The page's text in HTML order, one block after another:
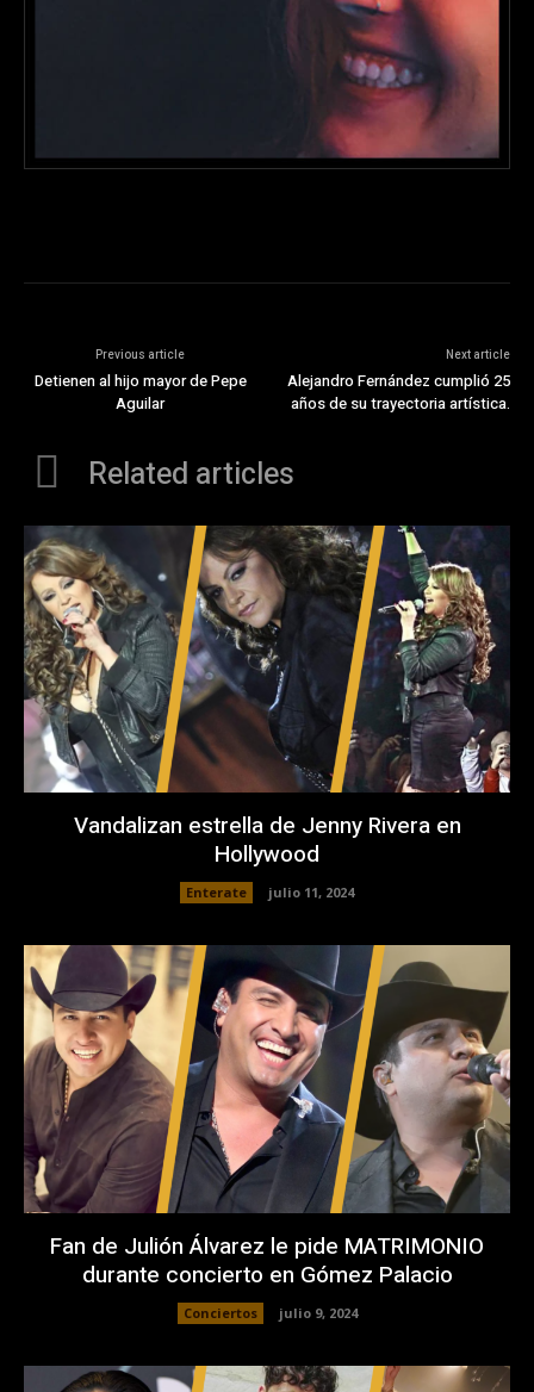
Previous article
Detienen al hijo mayor de Pepe
Aguilar
Next article
Alejandro Fernández cumplió 25
años de su trayectoria artística.
Related articles
Vandalizan estrella de Jenny Rivera en
Hollywood
Enterate julio 11, 2024
Fan de Julión Álvarez le pide MATRIMONIO
durante concierto en Gómez Palacio
Conciertos julio 9, 2024